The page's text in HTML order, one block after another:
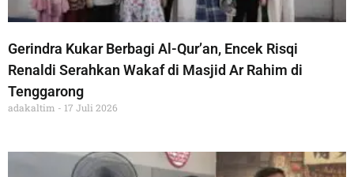
Gerindra Kukar Berbagi Al-Qur’an, Encek Risqi
Renaldi Serahkan Wakaf di Masjid Ar Rahim di
Tenggarong
adakaltim 17 Juli 2026